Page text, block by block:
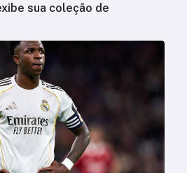
sua coleção de